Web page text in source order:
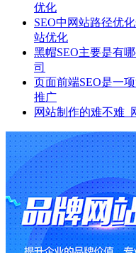
优化
SEO中网站路径优
站优化
黑帽SEO主要是有
司
页面前端SEO是一
推广
网站制作的难不难_